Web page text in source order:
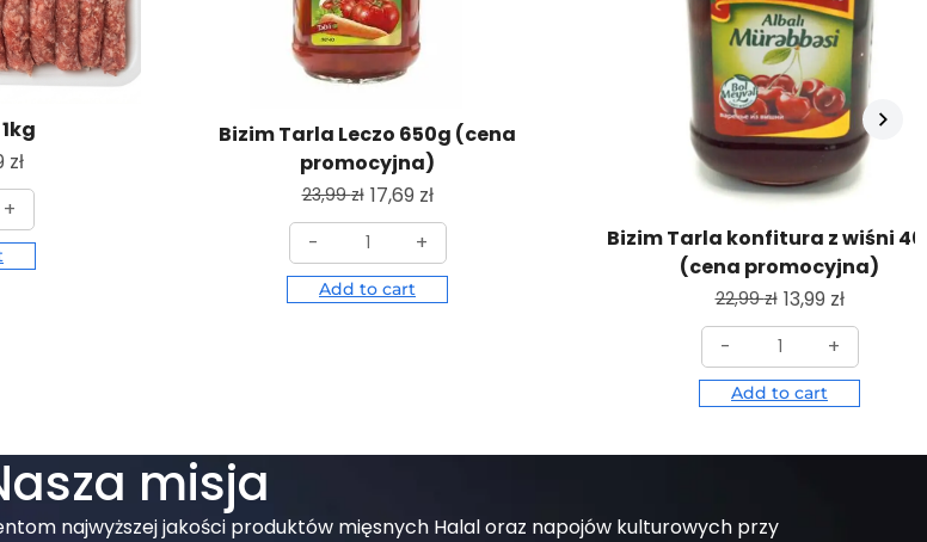
zł
+
Bizim Tarla Leczo 650g (cena
promocyjna)
23,99zł 17,69 zł
-
+
Add to cart
Bizim Tarla konfitura z wiśni
(cena promocyjna)
22,99zł 13,99 zł
-
+
Add to cart
misja
najwyższej jakości produktów mięsnych Halal oraz napojów kulturowych przy